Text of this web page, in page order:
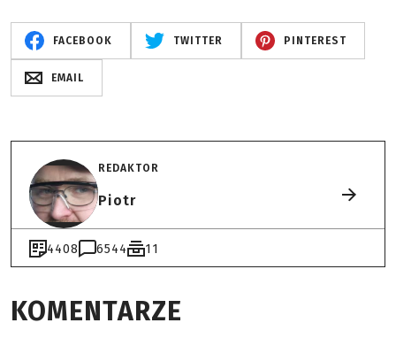
FACEBOOK TWITTER PINTEREST
EMAIL
REDAKTOR
Piotr
4408 6544 11
KOMENTARZE